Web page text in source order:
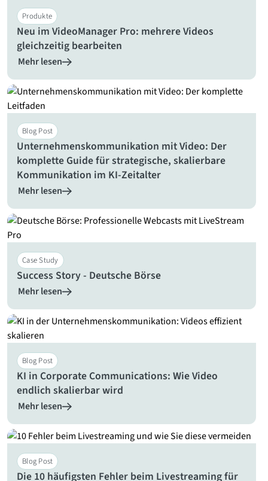
Produkte
Neu im VideoManager Pro: mehrere Videos
gleichzeitig bearbeiten
Mehr lesen
Blog Post
Unternehmenskommunikation mit Video: Der
komplette Guide für strategische, skalierbare
Kommunikation im KI-Zeitalter
Mehr lesen
Case Study
Success Story - Deutsche Börse
Mehr lesen
Blog Post
KI in Corporate Communications: Wie Video
endlich skalierbar wird
Mehr lesen
Blog Post
Die 10 häufigsten Fehler beim Livestreaming für